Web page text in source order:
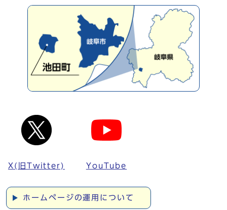
X(旧Twitter) YouTube
ホームページの運用について